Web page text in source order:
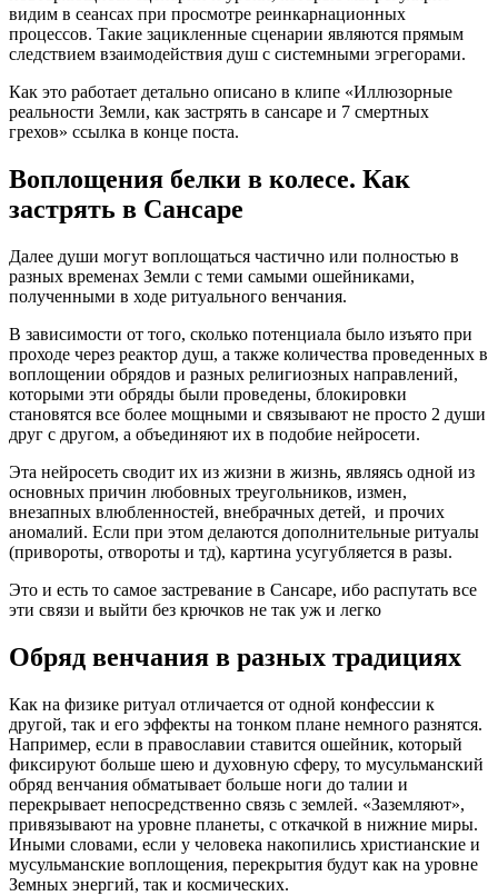
видим в сеансах при просмотре реинкарнационных
процессов. Такие зацикленные сценарии являются прямым
следствием взаимодействия душ с системными эгрегорами.
Как это работает детально описано в клипе «Иллюзорные
реальности Земли, как застрять в сансаре и 7 смертных
грехов» ссылка в конце поста.
Воплощения белки в колесе. Как
застрять в Сансаре
Далее души могут воплощаться частично или полностью в
разных временах Земли с теми самыми ошейниками,
полученными в ходе ритуального венчания.
В зависимости от того, сколько потенциала было изъято при
проходе через реактор душ, а также количества проведенных в
воплощении обрядов и разных религиозных направлений,
которыми эти обряды были проведены, блокировки
становятся все более мощными и связывают не просто 2 души
друг с другом, а объединяют их в подобие нейросети.
Эта нейросеть сводит их из жизни в жизнь, являясь одной из
основных причин любовных треугольников, измен,
внезапных влюбленностей, внебрачных детей, и прочих
аномалий. Если при этом делаются дополнительные ритуалы
(привороты, отвороты и тд), картина усугубляется в разы.
Это и есть то самое застревание в Сансаре, ибо распутать все
эти связи и выйти без крючков не так уж и легко
Обряд венчания в разных традициях
Как на физике ритуал отличается от одной конфессии к
другой, так и его эффекты на тонком плане немного разнятся.
Например, если в православии ставится ошейник, который
фиксируют больше шею и духовную сферу, то мусульманский
обряд венчания обматывает больше ноги до талии и
перекрывает непосредственно связь с землей. «Заземляют»,
привязывают на уровне планеты, с откачкой в нижние миры.
Иными словами, если у человека накопились христианские и
мусульманские воплощения, перекрытия будут как на уровне
Земных энергий, так и космических.